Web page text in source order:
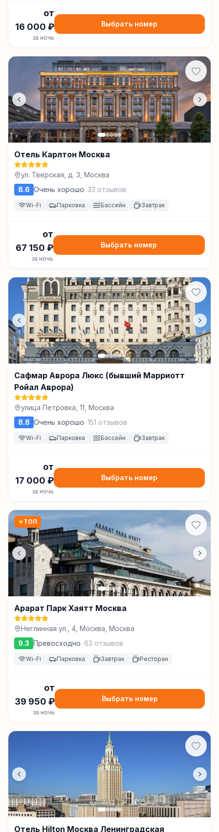
от
16 000 ₽
за ночь
Выбрать номер
Отель Карлтон Москва
ул. Тверская, д. 3, Москва
8.6 Очень хорошо· 33 отзывов
Wi-Fi Парковка Бассейн Завтрак
от
67 150 ₽
за ночь
Выбрать номер
Сафмар Аврора Люкс (бывший Марриотт
Ройал Аврора)
улица Петровка, 11, Москва
8.8 Очень хорошо· 151 отзывов
Wi-Fi Парковка Бассейн Завтрак
от
17 000 ₽
за ночь
Выбрать номер
★ТОП
Арарат Парк Хаятт Москва
Неглинная ул., 4, Москва, Москва
9.3 Превосходно· 63 отзывов
Wi-Fi Парковка Завтрак Ресторан
от
39 950 ₽
за ночь
Выбрать номер
Отель Hilton Москва Ленинградская